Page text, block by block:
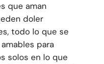
que aman
doler
todo lo que se
para
solos en lo que